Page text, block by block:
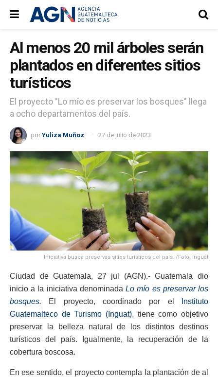
Al menos 20 mil árboles serán
plantados en diferentes sitios
turísticos
El proyecto "Lo mío es preservar los bosques" llega
a ocho departamentos del país.
por Yuliza Muñoz 27 de julio de 2023
Iniciativa busca preservas sitios turísticos del país. /Foto: Inguat
Ciudad de Guatemala, 27 jul (AGN).- Guatemala dio
inicio a la iniciativa denominadaLo mío es preservar los
bosques. El proyecto, coordinado por el
Instituto
Guatemalteco de Turismo (Inguat), tiene como objetivo
preservar la belleza natural de los distintos destinos
turísticos del país. Igualmente, la recuperación de la
cobertura boscosa.
En ese sentido, el proyecto contempla la plantación de al